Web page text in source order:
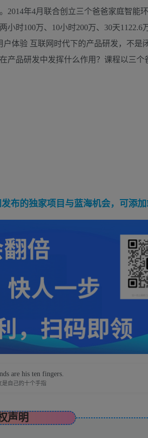
年4月联合创立三个爸爸家庭智能
时100万、10小时200万、30天1122.6
体验 互联网时代下的产品研发，不是
产品研发中发挥什么作用？课程以三个
布的独家项目与蓝海机会，可添
are his ten fingers.
是自己的十个手指
声明